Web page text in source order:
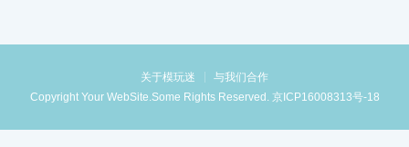
关于模玩迷
与我们合作
Copyright Your WebSite.Some Rights Reserved. 京ICP16008313号-18